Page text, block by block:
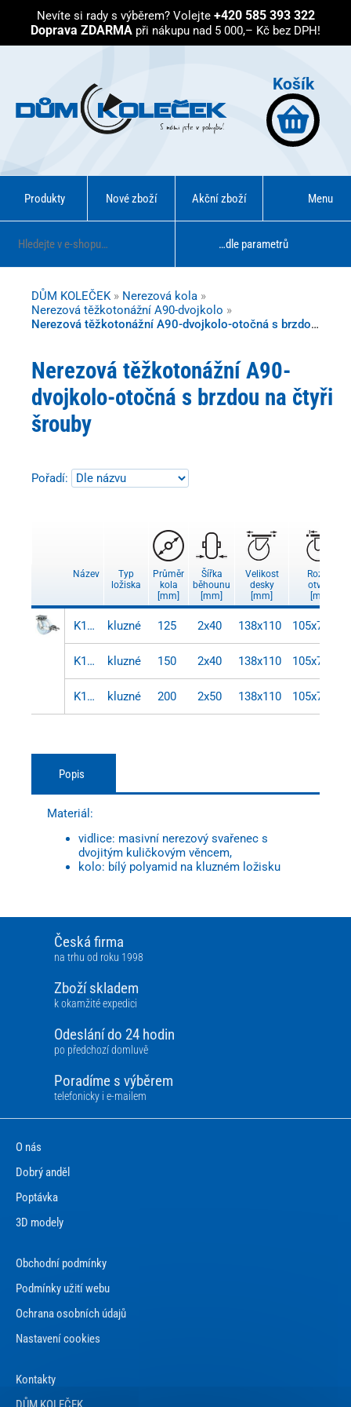
Nevíte si rady s výběrem? Volejte +420 585 393 322
Doprava ZDARMA při nákupu nad 5 000,– Kč bez DPH!
Košík
Produkty Nové zboží Akční zboží Menu
…dle parametrů
DŮM KOLEČEK» Nerezová kola »
Nerezová těžkotonážní A90-dvojkolo »
Nerezová těžkotonážní A90-dvojkolo-otočná s brzdou na čtyři šrouby
Nerezová těžkotonážní A90-
dvojkolo-otočná s brzdou na čtyři
šrouby
Pořadí:
Název
Typ
ložiska
Průměr
kola
[mm]
Šířka
běhounu
[mm]
Velikost
desky
[mm]
Rozteč
otvorů
[mm]
K120.A90.125 kluzné 125 2x40 138x110 105x75/80
K120.A90.151 kluzné 150 2x40 138x110 105x75/80
K120.A90.200 kluzné 200 2x50 138x110 105x75/80
Popis
Materiál:
vidlice: masivní nerezový svařenec s
dvojitým kuličkovým věncem,
kolo: bílý polyamid na kluzném ložisku
Česká firma
na trhu od roku 1998
Zboží skladem
k okamžité expedici
Odeslání do 24 hodin
po předchozí domluvě
Poradíme s výběrem
telefonicky i e-mailem
O nás
Dobrý anděl
Poptávka
3D modely
Obchodní podmínky
Podmínky užití webu
Ochrana osobních údajů
Nastavení cookies
Kontakty